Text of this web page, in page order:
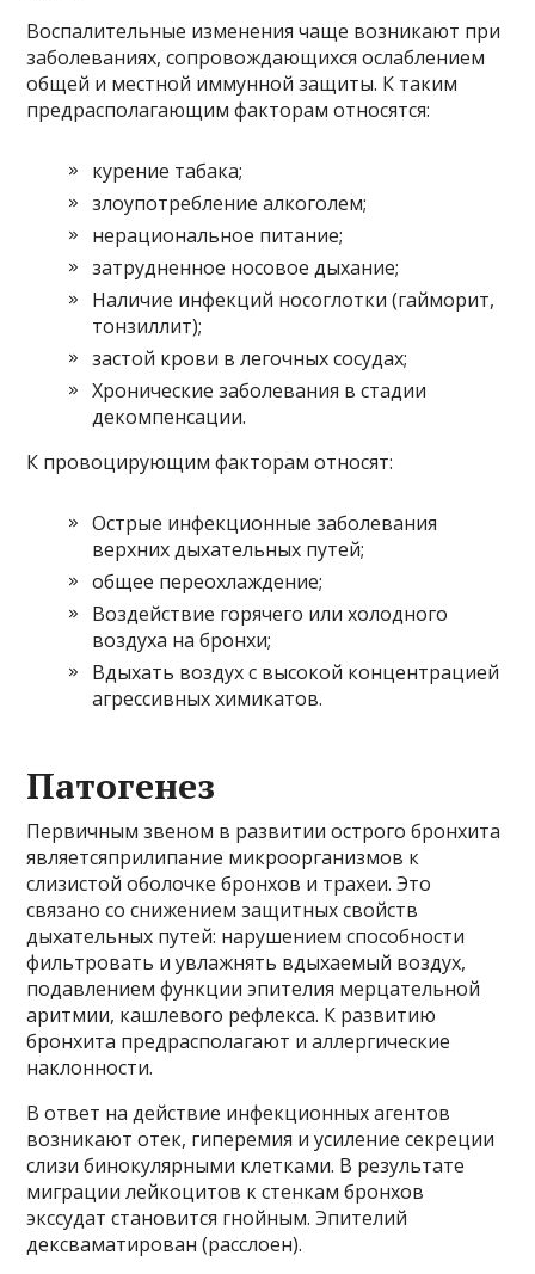
Воспалительные изменения чаще возникают при
заболеваниях, сопровождающихся ослаблением
общей и местной иммунной защиты. К таким
предрасполагающим факторам относятся:
курение табака;
злоупотребление алкоголем;
нерациональное питание;
затрудненное носовое дыхание;
Наличие инфекций носоглотки (гайморит,
тонзиллит);
застой крови в легочных сосудах;
Хронические заболевания в стадии
декомпенсации.
К провоцирующим факторам относят:
Острые инфекционные заболевания
верхних дыхательных путей;
общее переохлаждение;
Воздействие горячего или холодного
воздуха на бронхи;
Вдыхать воздух с высокой концентрацией
агрессивных химикатов.
Патогенез
Первичным звеном в развитии острого бронхита
являетсяприлипание микроорганизмов к
слизистой оболочке бронхов и трахеи. Это
связано со снижением защитных свойств
дыхательных путей: нарушением способности
фильтровать и увлажнять вдыхаемый воздух,
подавлением функции эпителия мерцательной
аритмии, кашлевого рефлекса. К развитию
бронхита предрасполагают и аллергические
наклонности.
В ответ на действие инфекционных агентов
возникают отек, гиперемия и усиление секреции
слизи бинокулярными клетками. В результате
миграции лейкоцитов к стенкам бронхов
экссудат становится гнойным. Эпителий
дексваматирован (расслоен).